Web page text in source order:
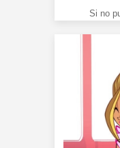
Si no